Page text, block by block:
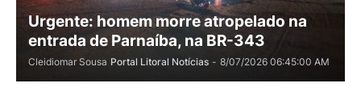
Urgente: homem morre atropelado na
entrada de Parnaíba, na BR-343
Cleidiomar Sousa Portal Litoral Notícias - 8/07/2026 06:45:00 AM